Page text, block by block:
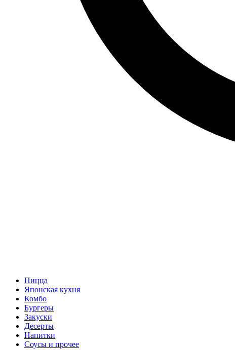
Пицца
Японская кухня
Комбо
Бургеры
Закуски
Десерты
Напитки
Соусы и прочее